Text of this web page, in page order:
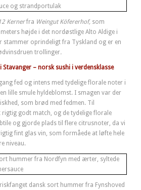
Kernerfra Weingut Köfererhof, som
højde i det nordøstlige Alto Aldige i
stammer oprindeligt fra Tyskland og er en
trollinger.
Stavanger – norsk sushi i verdensklasse
fed og intens med tydelige florale noter i
lille smule hyldeblomst. I smagen var der
som brød med fedmen. Til
rigtig godt match, og de tydelige florale
og gjorde plads til flere citrusnoter, da vi
fint glas vin, som formåede at løfte hele
niveau.
dansk sort hummer fra Fynshoved